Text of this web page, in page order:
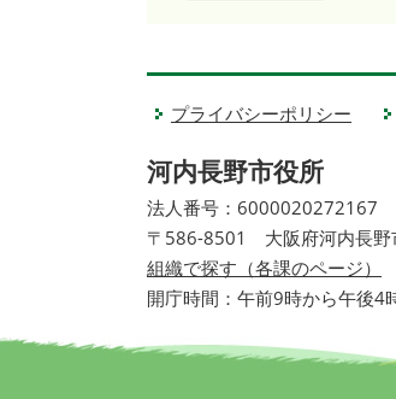
プライバシーポリシー
河内長野市役所
法人番号：6000020272167
〒586-8501 大阪府河内長野
組織で探す（各課のページ）
開庁時間：午前9時から午後4